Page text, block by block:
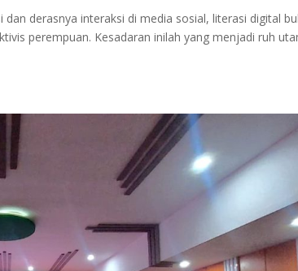
derasnya interaksi di media sosial, literasi digital
perempuan. Kesadaran inilah yang menjadi ruh